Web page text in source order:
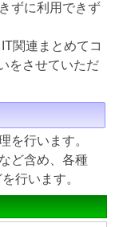
ずに利用できず
関連まとめてコ
をさせていただ
を行います。
ど含め、各種
行います。